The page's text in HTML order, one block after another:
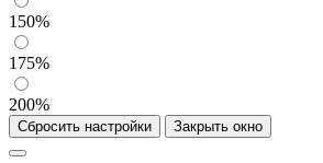
150%
175%
200%
Сбросить настройки Закрыть окно